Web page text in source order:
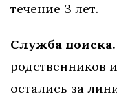
течение 3 лет.
Служба поиска.
родственников
остались за